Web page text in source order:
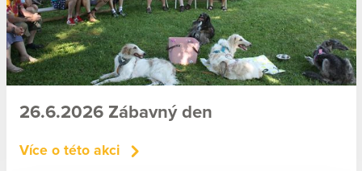
26.6.2026 Zábavný den
Více o této akci